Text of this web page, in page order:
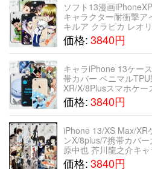
ソフト13漫画
キャラクター耐衝撃ア
キルア クラピカ レオ
Note9 iPhone 11 Pro
価格:3840円
キャラiPhone 13ケー
帯カバー ベニマル
XR/X/8Plusスマホケ
GalaxyNote9/S9+
価格:3840円
iPhone 13/XS Max/XR
ンX/8plus/7携帯カバ
原中也 芥川龍之介キ
価格:3840円